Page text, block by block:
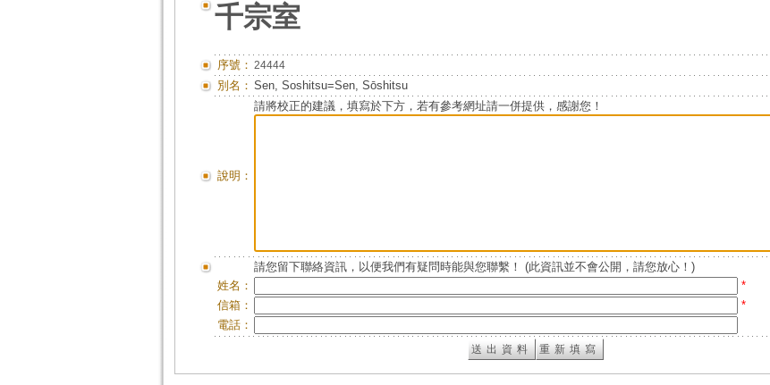
千宗室
序號： 24444
別名： Sen, Soshitsu=Sen, Sōshitsu
說明：
請將校正的建議，填寫於下方，若有參考網址請一併提供，感謝您！
請您留下聯絡資訊，以便我們有疑問時能與您聯繫！ (此資訊並不會公開，請您放心！)
姓名：
*
信箱：
*
電話：